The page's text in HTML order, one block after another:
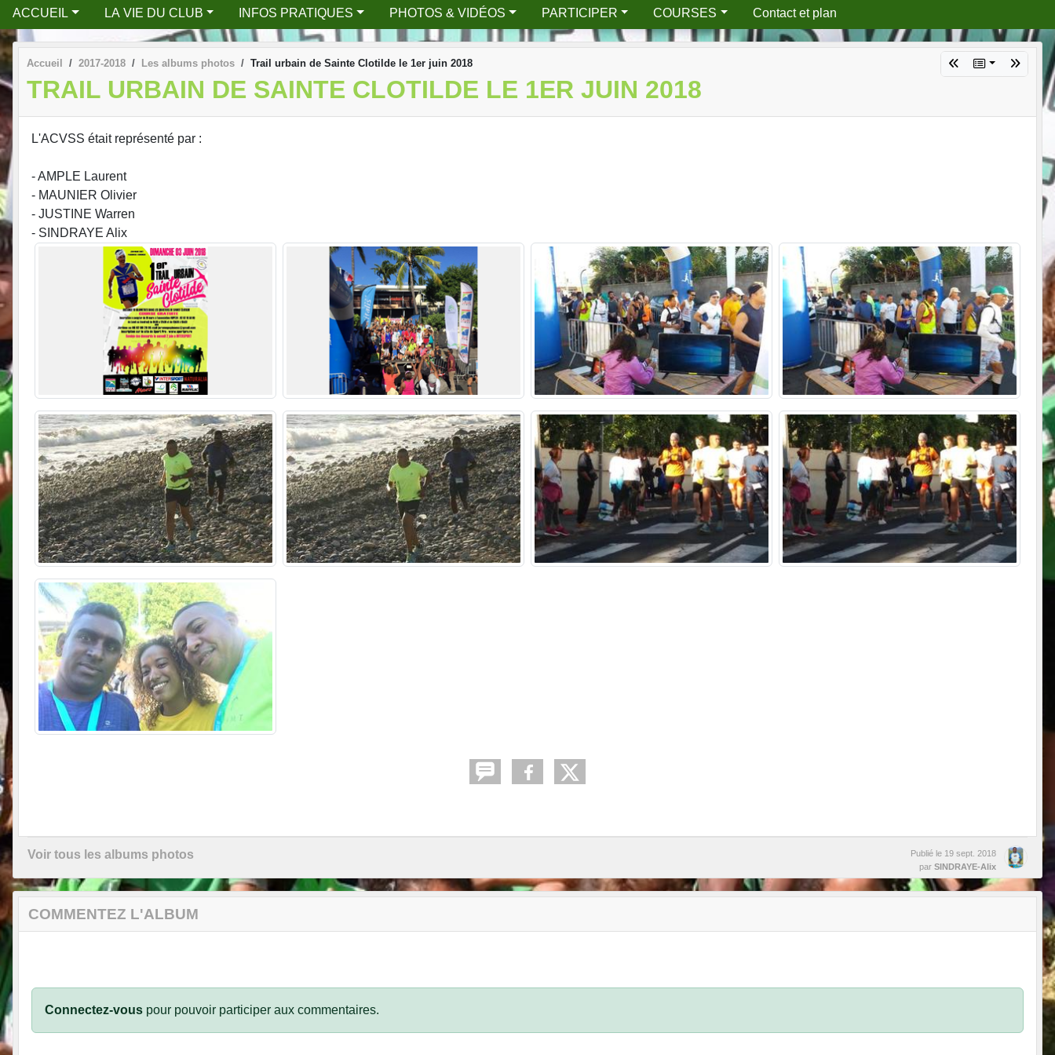
ACCUEIL LA VIE DU CLUB INFOS PRATIQUES PHOTOS & VIDÉOS PARTICIPER COURSES Contact et plan
Accueil 2017-2018 Les albums photos Trail urbain de Sainte Clotilde le 1er juin 2018
TRAIL URBAIN DE SAINTE CLOTILDE LE 1ER JUIN 2018
L'ACVSS était représenté par :
- AMPLE Laurent
- MAUNIER Olivier
- JUSTINE Warren
- SINDRAYE Alix
Voir tous les albums photos Publié le 19 sept. 2018
par SINDRAYE-Alix
COMMENTEZ L'ALBUM
Connectez-vous pour pouvoir participer aux commentaires.